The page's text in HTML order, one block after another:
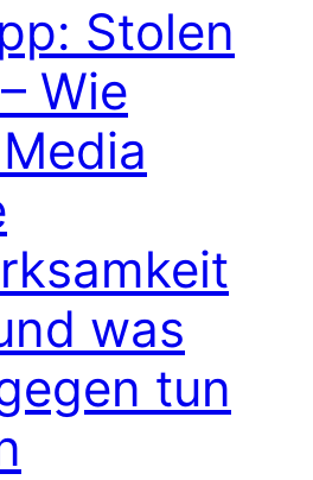
Stolen
Wie
was
tun